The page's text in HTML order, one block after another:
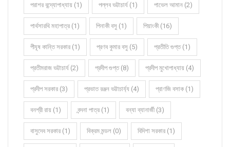
পরাশর বন্দ্যোপাধ্যায় (1) পল্লব ভট্টাচার্য (1) পাভেল আমান (2)
পার্থসারথি মহাপাত্র (1) পিনাকী বসু (1) পিয়াংকী (16)
পীযূষ কান্তি সরকার (1) প্রণব কুমার বসু (5) প্রতীতি গুপ্ত (1)
প্রতীমরাজ ভট্টাচার্য (2) প্রদীপ গুপ্ত (8) প্রদীপ মুখোপাধ্যায় (4)
প্রদীপ সরকার (3) প্রভাত রঞ্জন ভট্টাচার্য্য (4) প্রাণজি বসাক (1)
বনশ্রী রায় (1) বন্দনা পাত্র (1) বন্যা ব্যানার্জী (3)
বাসুদেব সরকার (1) বিক্রম মন্ডল (0) বিদিশা সরকার (1)